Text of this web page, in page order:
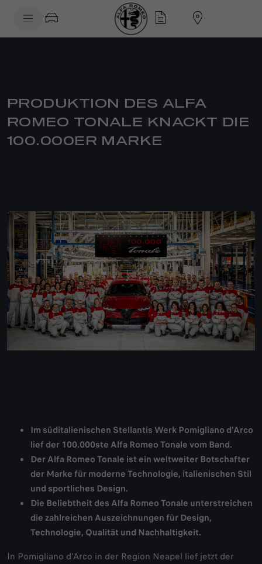
PRODUKTION DES ALFA
ROMEO TONALE KNACKT DIE
100.000ER MARKE
Im süditalienischen Stellantis Werk Pomigliano d’Arco
lief der 100.000ste Alfa Romeo Tonale vom Band.
Der Alfa Romeo Tonale ist ein weltweiter Botschafter
der Marke für moderne Technologie, italienischen Stil
und sportliches Design.
Die Beliebtheit des Alfa Romeo Tonale unterstreichen
die zahlreichen Auszeichnungen für Design,
Technologie, Qualität und Nachhaltigkeit.
In Pomigliano d'Arco in der Region Neapel lief jetzt der